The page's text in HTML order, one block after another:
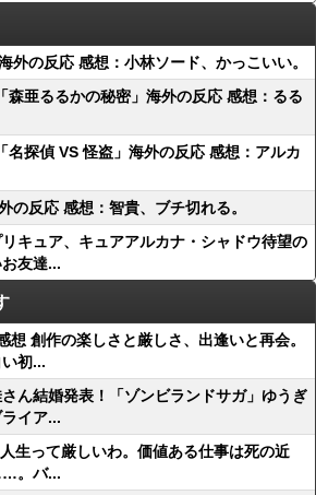
外の反応 感想：小林ソード、かっこいい。
森亜るるかの秘密」海外の反応 感想：るる
名探偵 VS 怪盗」海外の反応 感想：アルカ
の反応 感想：智貴、ブチ切れる。
リキュア、キュアアルカナ・シャドウ待望の
友達...
想 創作の楽しさと厳しさ、出逢いと再会。
初...
さん結婚発表！「ゾンビランドサガ」ゆうぎ
イア...
生って厳しいわ。価値ある仕事は死の近
。バ...